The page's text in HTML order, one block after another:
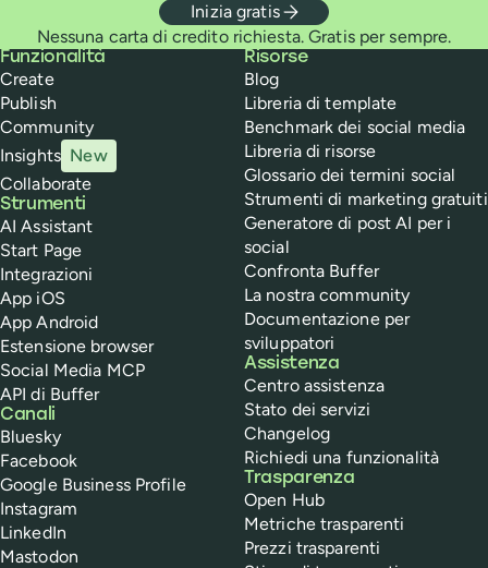
Inizia gratis
Nessuna carta di credito richiesta. Gratis per sempre.
Buffer
Funzionalità
Create
Publish
Community
Insights New
Collaborate
Strumenti
AI Assistant
Start Page
Integrazioni
App iOS
App Android
Estensione browser
Social Media MCP
API di Buffer
Canali
Bluesky
Facebook
Google Business Profile
Instagram
LinkedIn
Mastodon
Risorse
Blog
Libreria di template
Benchmark dei social media
Libreria di risorse
Glossario dei termini social
Strumenti di marketing gratuiti
Generatore di post AI per i
social
Confronta Buffer
La nostra community
Documentazione per
sviluppatori
Assistenza
Centro assistenza
Stato dei servizi
Changelog
Richiedi una funzionalità
Trasparenza
Open Hub
Metriche trasparenti
Prezzi trasparenti